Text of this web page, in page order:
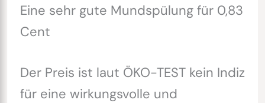
Eine sehr gute Mundspülung für 0,83
Cent
Der Preis ist laut ÖKO-TEST kein Indiz
für eine wirkungsvolle und